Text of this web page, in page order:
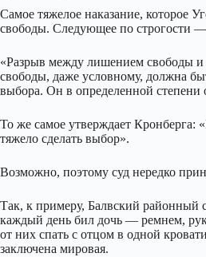
Самое тяжелое наказание, которое
свободы. Следующее по строгости
«Разрыв между лишением свободы
свободы, даже условному, должна
выбора. Он в определенной
То же самое утверждает Кронберга:
тяжело сделать выбор».
Возможно, поэтому суд нередко
Так, к примеру, Балвский районный
каждый день бил дочь — ремнем,
от них спать с отцом в одной
заключена мировая.